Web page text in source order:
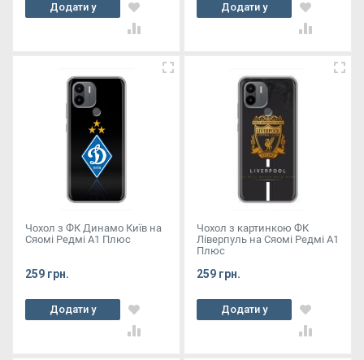
Додати у
кошик
Додати у
кошик
Чохол з ФК Динамо Київ на
Сяомі Редмі А1 Плюс
259 грн.
Додати у
кошик
Чохол з картинкою ФК
Ліверпуль на Сяомі Редмі А1
Плюс
259 грн.
Додати у
кошик